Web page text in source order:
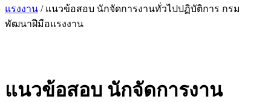
แรงงาน / แนวข้อสอบ นักจัดการงานทั่วไปปฏิบัติการ กรม
พัฒนาฝีมือแรงงาน
แนวข้อสอบ นักจัดการงาน